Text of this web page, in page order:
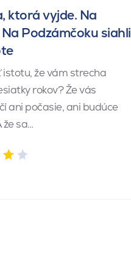
ktorá vyjde. Na
Podzámčoku siahli
že vám strecha
rokov? Že vás
ani počasie, ani budúce
že sa…